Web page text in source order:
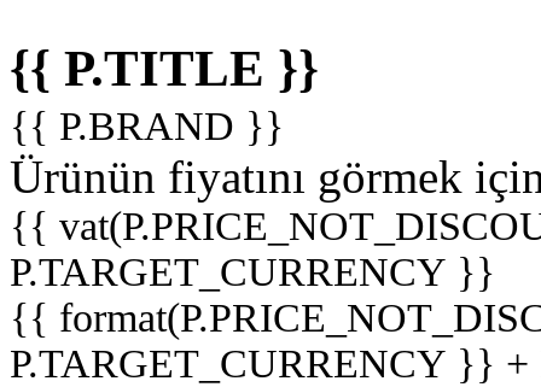
{{ P.TITLE }}
{{ P.BRAND }}
Ürünün fiyatını görmek
{{
P.TARGET_CURRENCY }}
{{
P.TARGET_CURRENCY }}